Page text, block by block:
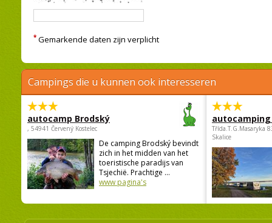
* Gemarkende daten zijn verplicht
Campings die u kunnen ook interesseren
autocamp Brodský
, 54941 Červený Kostelec
De camping Brodský bevindt
zich in het midden van het
toeristische paradijs van
Tsjechië. Prachtige ...
www pagina's
autocamping
Třída.T.G.Masaryka
Skalice